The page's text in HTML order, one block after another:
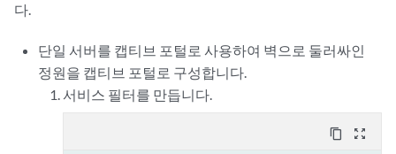
다.
단일 서버를 캡티브 포털로 사용하여 벽으로 둘러싸인
정원을 캡티브 포털로 구성합니다.
서비스 필터를 만듭니다.
content_copy zoom_out_map